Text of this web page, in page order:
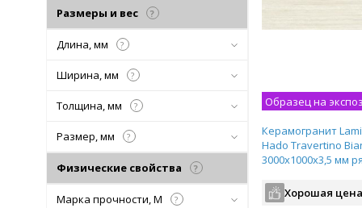
Образец на
Керамогранит
Hado Travertino
3000х1000х3,5 мм
Хорошая
Размеры и вес ?
Длина, мм ?
Ширина, мм ?
Толщина, мм ?
Размер, мм ?
Физические свойства ?
Марка прочности, М ?